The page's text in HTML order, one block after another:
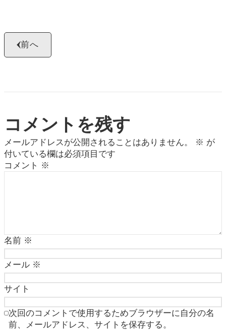
前へ
コメントを残す
メールアドレスが公開されることはありません。 ※ が
付いている欄は必須項目です
コメント ※
名前 ※
メール ※
サイト
次回のコメントで使用するためブラウザーに自分の名
前、メールアドレス、サイトを保存する。